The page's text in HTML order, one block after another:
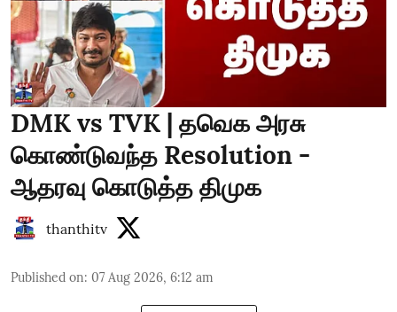
DMK vs TVK | தவெக அரசு
கொண்டுவந்த Resolution -
ஆதரவு கொடுத்த திமுக
thanthitv
Published on: 07 Aug 2026, 6:12 am